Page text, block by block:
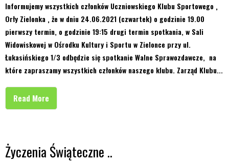
Informujemy wszystkich członków Uczniowskiego Klubu Sportowego ‚
Orły Zielonka ‚ że w dniu 24.06.2021 (czwartek) o godzinie 19.00
pierwszy termin, o godzinie 19:15 drugi termin spotkania, w Sali
Widowiskowej w Ośrodku Kultury i Sportu w Zielonce przy ul.
Łukasińskiego 1/3 odbędzie się spotkanie Walne Sprawozdawcze, na
które zapraszamy wszystkich członków naszego klubu. Zarząd Klubu...
Read More
Życzenia Świąteczne ..